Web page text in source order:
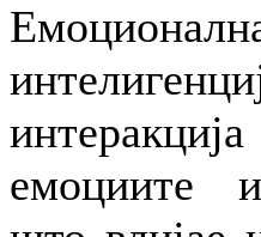
емоциите